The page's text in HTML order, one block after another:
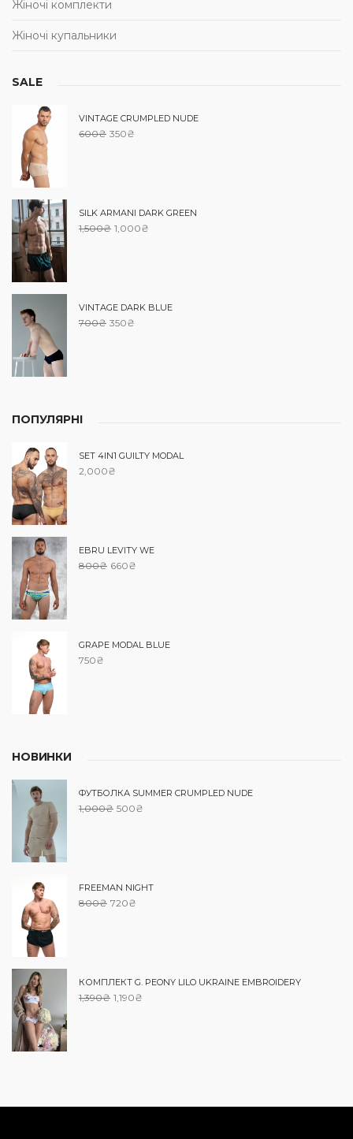
Жіночі комплекти
Жіночі купальники
SALE
VINTAGE CRUMPLED NUDE
600₴ 350₴
SILK ARMANI DARK GREEN
1,500₴ 1,000₴
VINTAGE DARK BLUE
700₴ 350₴
ПОПУЛЯРНІ
SET 4IN1 GUILTY MODAL
2,000₴
EBRU LEVITY WE
800₴ 660₴
GRAPE MODAL BLUE
750₴
НОВИНКИ
ФУТБОЛКА SUMMER CRUMPLED NUDE
1,000₴ 500₴
FREEMAN NIGHT
800₴ 720₴
КОМПЛЕКТ G. PEONY LILO UKRAINE EMBROIDERY
1,390₴ 1,190₴